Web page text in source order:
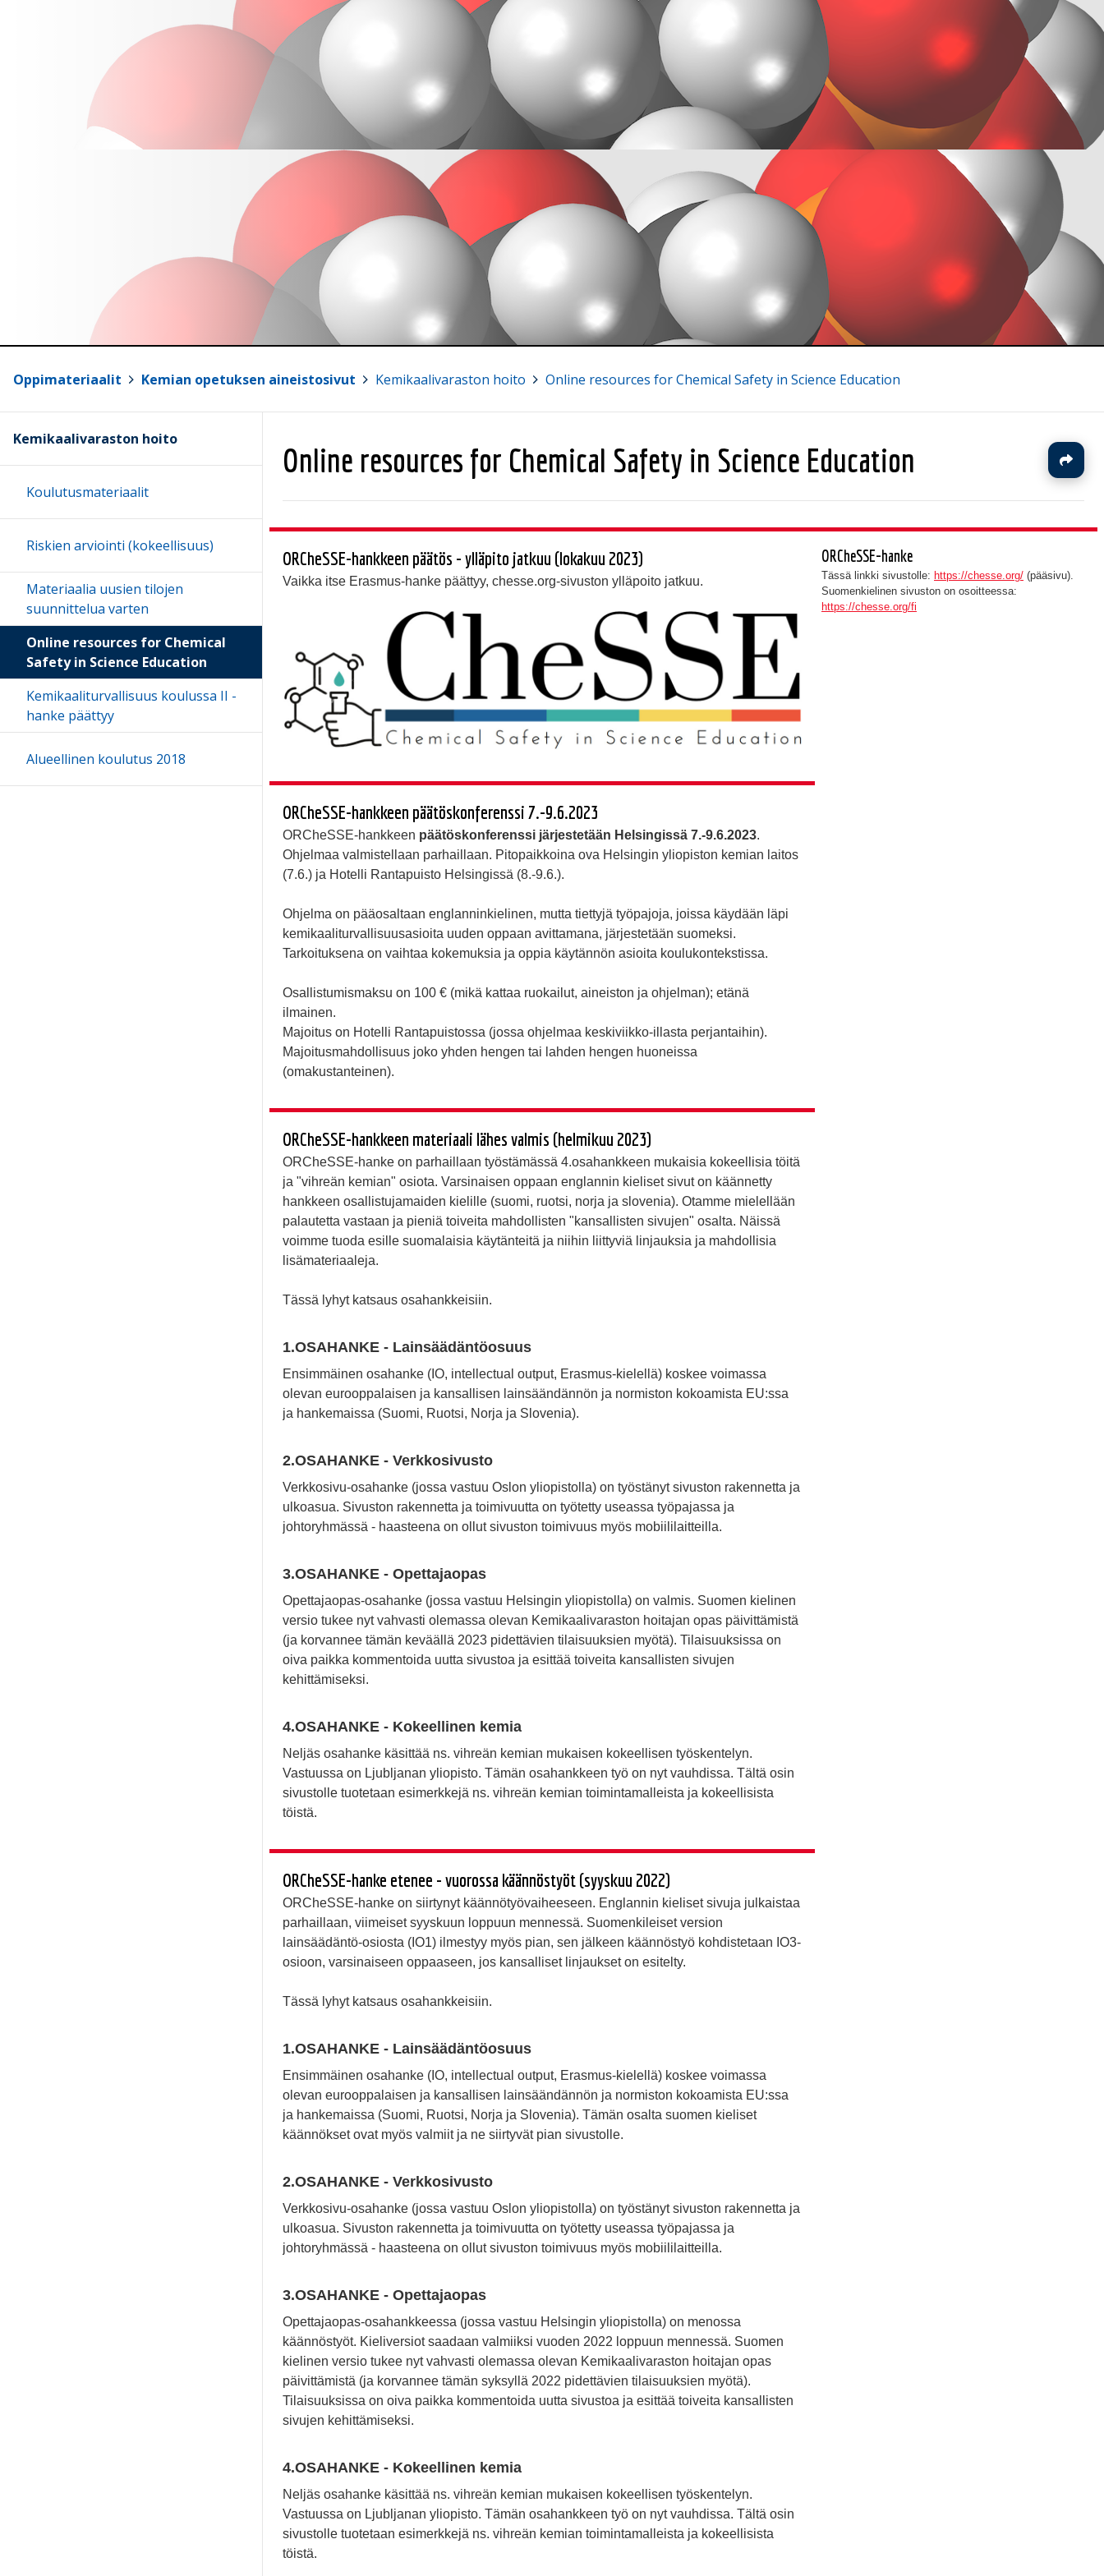
Oppimateriaalit Kemian opetuksen aineistosivut Kemikaalivaraston hoito Online resources for Chemical Safety in Science Education
Online resources for Chemical Safety in Science Education
ORCheSSE-hankkeen päätös - ylläpito jatkuu (lokakuu 2023)
Vaikka itse Erasmus-hanke päättyy, chesse.org-sivuston ylläpoito jatkuu.
ORCheSSE-hankkeen päätöskonferenssi 7.-9.6.2023
ORCheSSE-hankkeen päätöskonferenssi järjestetään Helsingissä 7.-9.6.2023.
Ohjelmaa valmistellaan parhaillaan. Pitopaikkoina ova Helsingin yliopiston kemian laitos
(7.6.) ja Hotelli Rantapuisto Helsingissä (8.-9.6.).
Ohjelma on pääosaltaan englanninkielinen, mutta tiettyjä työpajoja, joissa käydään läpi
kemikaaliturvallisuusasioita uuden oppaan avittamana, järjestetään suomeksi.
Tarkoituksena on vaihtaa kokemuksia ja oppia käytännön asioita koulukontekstissa.
Osallistumismaksu on 100 € (mikä kattaa ruokailut, aineiston ja ohjelman); etänä
ilmainen.
Majoitus on Hotelli Rantapuistossa (jossa ohjelmaa keskiviikko-illasta perjantaihin).
Majoitusmahdollisuus joko yhden hengen tai lahden hengen huoneissa
(omakustanteinen).
ORCheSSE-hankkeen materiaali lähes valmis (helmikuu 2023)
ORCheSSE-hanke on parhaillaan työstämässä 4.osahankkeen mukaisia kokeellisia töitä
ja "vihreän kemian" osiota. Varsinaisen oppaan englannin kieliset sivut on käännetty
hankkeen osallistujamaiden kielille (suomi, ruotsi, norja ja slovenia). Otamme mielellään
palautetta vastaan ja pieniä toiveita mahdollisten "kansallisten sivujen" osalta. Näissä
voimme tuoda esille suomalaisia käytänteitä ja niihin liittyviä linjauksia ja mahdollisia
lisämateriaaleja.
Tässä lyhyt katsaus osahankkeisiin.
1.OSAHANKE - Lainsäädäntöosuus
Ensimmäinen osahanke (IO, intellectual output, Erasmus-kielellä) koskee voimassa
olevan eurooppalaisen ja kansallisen lainsäändännön ja normiston kokoamista EU:ssa
ja hankemaissa (Suomi, Ruotsi, Norja ja Slovenia).
2.OSAHANKE - Verkkosivusto
Verkkosivu-osahanke (jossa vastuu Oslon yliopistolla) on työstänyt sivuston rakennetta ja
ulkoasua. Sivuston rakennetta ja toimivuutta on työtetty useassa työpajassa ja
johtoryhmässä - haasteena on ollut sivuston toimivuus myös mobiililaitteilla.
3.OSAHANKE - Opettajaopas
Opettajaopas-osahanke (jossa vastuu Helsingin yliopistolla) on valmis. Suomen kielinen
versio tukee nyt vahvasti olemassa olevan Kemikaalivaraston hoitajan opas päivittämistä
(ja korvannee tämän keväällä 2023 pidettävien tilaisuuksien myötä). Tilaisuuksissa on
oiva paikka kommentoida uutta sivustoa ja esittää toiveita kansallisten sivujen
kehittämiseksi.
4.OSAHANKE - Kokeellinen kemia
Neljäs osahanke käsittää ns. vihreän kemian mukaisen kokeellisen työskentelyn.
Vastuussa on Ljubljanan yliopisto. Tämän osahankkeen työ on nyt vauhdissa. Tältä osin
sivustolle tuotetaan esimerkkejä ns. vihreän kemian toimintamalleista ja kokeellisista
töistä.
ORCheSSE-hanke etenee - vuorossa käännöstyöt (syyskuu 2022)
ORCheSSE-hanke on siirtynyt käännötyövaiheeseen. Englannin kieliset sivuja julkaistaa
parhaillaan, viimeiset syyskuun loppuun mennessä. Suomenkileiset version
lainsäädäntö-osiosta (IO1) ilmestyy myös pian, sen jälkeen käännöstyö kohdistetaan IO3-
osioon, varsinaiseen oppaaseen, jos kansalliset linjaukset on esitelty.
Tässä lyhyt katsaus osahankkeisiin.
1.OSAHANKE - Lainsäädäntöosuus
Ensimmäinen osahanke (IO, intellectual output, Erasmus-kielellä) koskee voimassa
olevan eurooppalaisen ja kansallisen lainsäändännön ja normiston kokoamista EU:ssa
ja hankemaissa (Suomi, Ruotsi, Norja ja Slovenia). Tämän osalta suomen kieliset
käännökset ovat myös valmiit ja ne siirtyvät pian sivustolle.
2.OSAHANKE - Verkkosivusto
Verkkosivu-osahanke (jossa vastuu Oslon yliopistolla) on työstänyt sivuston rakennetta ja
ulkoasua. Sivuston rakennetta ja toimivuutta on työtetty useassa työpajassa ja
johtoryhmässä - haasteena on ollut sivuston toimivuus myös mobiililaitteilla.
3.OSAHANKE - Opettajaopas
Opettajaopas-osahankkeessa (jossa vastuu Helsingin yliopistolla) on menossa
käännöstyöt. Kieliversiot saadaan valmiiksi vuoden 2022 loppuun mennessä. Suomen
kielinen versio tukee nyt vahvasti olemassa olevan Kemikaalivaraston hoitajan opas
päivittämistä (ja korvannee tämän syksyllä 2022 pidettävien tilaisuuksien myötä).
Tilaisuuksissa on oiva paikka kommentoida uutta sivustoa ja esittää toiveita kansallisten
sivujen kehittämiseksi.
4.OSAHANKE - Kokeellinen kemia
Neljäs osahanke käsittää ns. vihreän kemian mukaisen kokeellisen työskentelyn.
Vastuussa on Ljubljanan yliopisto. Tämän osahankkeen työ on nyt vauhdissa. Tältä osin
sivustolle tuotetaan esimerkkejä ns. vihreän kemian toimintamalleista ja kokeellisista
töistä.
ORCheSSE-hanke
Tässä linkki sivustolle: https://chesse.org/ (pääsivu).
Suomenkielinen sivuston on osoitteessa:
https://chesse.org/fi
Kemikaalivaraston hoito
Koulutusmateriaalit
Riskien arviointi (kokeellisuus)
Materiaalia uusien tilojen
suunnittelua varten
Online resources for Chemical
Safety in Science Education
Kemikaaliturvallisuus koulussa II -
hanke päättyy
Alueellinen koulutus 2018